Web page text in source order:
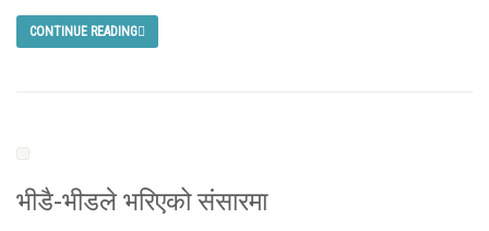
CONTINUE READING
भीडै-भीडले भरिएको संसारमा